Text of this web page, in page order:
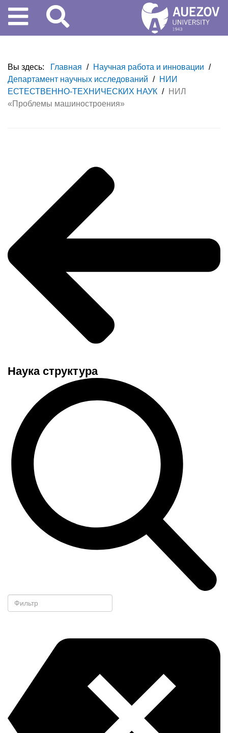
Вы здесь: Главная / Научная работа и инновации /
Департамент научных исследований /
НИИ
ЕСТЕСТВЕННО-ТЕХНИЧЕСКИХ НАУК /
НИЛ
«Проблемы машиностроения»
Наука структура